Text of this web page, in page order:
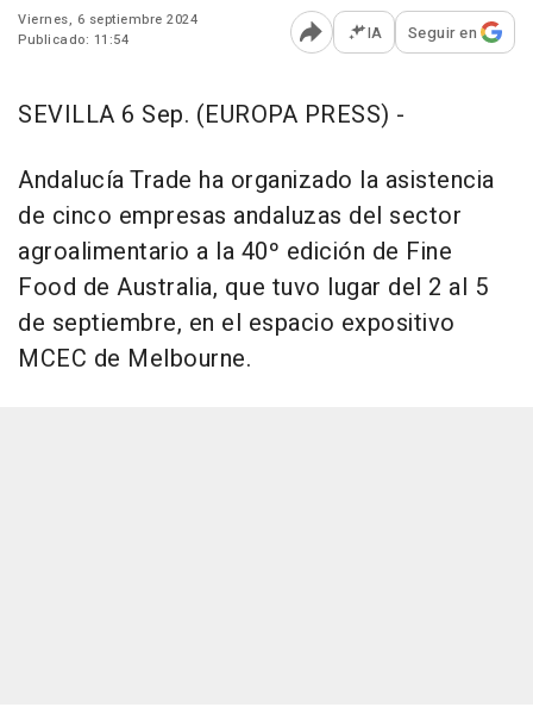
Viernes, 6 septiembre 2024
Publicado: 11:54
Abrir opciones para
IA Seguir en
SEVILLA 6 Sep. (EUROPA PRESS) -
Andalucía Trade ha organizado la asistencia
de cinco empresas andaluzas del sector
agroalimentario a la 40º edición de Fine
Food de Australia, que tuvo lugar del 2 al 5
de septiembre, en el espacio expositivo
MCEC de Melbourne.